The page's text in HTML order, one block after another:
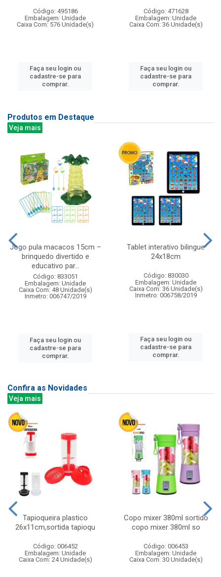
Código: 495186
Embalagem: Unidade
Caixa Com: 576 Unidade(s)
Faça seu login ou
cadastre-se para
comprar.
Código: 471628
Embalagem: Unidade
Caixa Com: 36 Unidade(s)
Faça seu login ou
cadastre-se para
comprar.
Produtos em Destaque
Veja mais
Jogo pula macacos 15cm –
brinquedo divertido e
educativo par...
Código: 833051
Embalagem: Unidade
Caixa Com: 48 Unidade(s)
Inmetro: 006747/2019
Faça seu login ou
cadastre-se para
comprar.
Tablet interativo bilingue
24x18cm
Código: 830030
Embalagem: Unidade
Caixa Com: 36 Unidade(s)
Inmetro: 006758/2019
Faça seu login ou
cadastre-se para
comprar.
Confira as Novidades
Veja mais
Tapioqueira plastico
26x11cm,sortida tapioqu
Código: 006452
Embalagem: Unidade
Caixa Com: 24 Unidade(s)
Copo mixer 380ml sortido
copo mixer 380ml so
Código: 006453
Embalagem: Unidade
Caixa Com: 30 Unidade(s)